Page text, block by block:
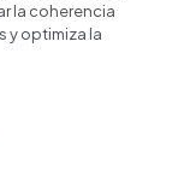
la coherencia
y optimiza la